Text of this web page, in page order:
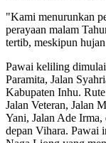
"Kami menurunkan
perayaan malam
tertib, meskipun
Pawai keliling
Paramita, Jalan
Kabupaten Inhu.
Jalan Veteran, Jalan
Yani, Jalan Ade
depan Vihara. Pawai